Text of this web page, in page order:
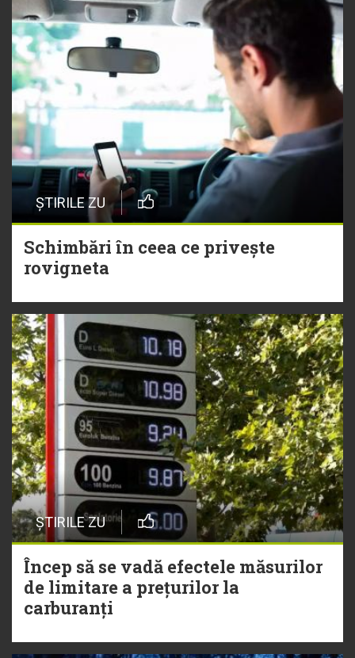
ȘTIRILE ZU
Schimbări în ceea ce privește
rovigneta
ȘTIRILE ZU
Încep să se vadă efectele măsurilor
de limitare a prețurilor la
carburanți